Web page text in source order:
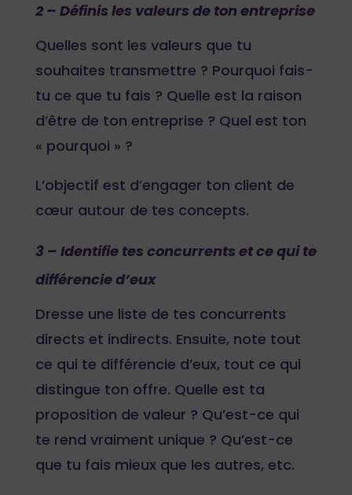
2 – Définis les valeurs de ton entreprise
Quelles sont les valeurs que tu
souhaites transmettre ? Pourquoi fais-
tu ce que tu fais ? Quelle est la raison
d’être de ton entreprise ? Quel est ton
« pourquoi » ?
L’objectif est d’engager ton client de
cœur autour de tes concepts.
3 – Identifie tes concurrents et ce qui te
différencie d’eux
Dresse une liste de tes concurrents
directs et indirects. Ensuite, note tout
ce qui te différencie d’eux, tout ce qui
distingue ton offre. Quelle est ta
proposition de valeur ? Qu’est-ce qui
te rend vraiment unique ? Qu’est-ce
que tu fais mieux que les autres, etc.